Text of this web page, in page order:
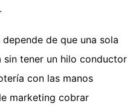
de que una sola
sin tener un hilo conductor
con las manos
marketing cobrar